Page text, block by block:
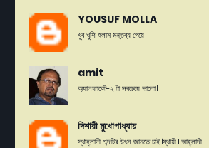
YOUSUF MOLLA
খুব খুশি হলাম মন্তব্য পেয়ে
amit
অ্যালফাবেট-২ টা সবচেয়ে ভালো।
দিশারী মুখোপাধ্যায়
স্থাহ্লাদী শব্দটির উৎস জানতে চাই।স্থায়ী+আহ্লাদী ...